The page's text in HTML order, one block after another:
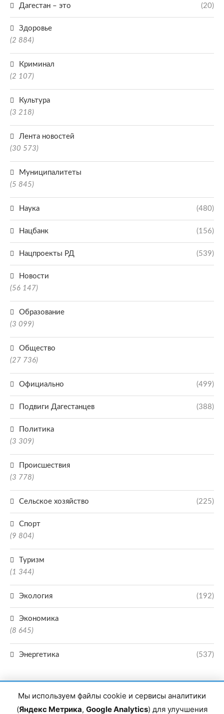
Дагестан – это (20)
Здоровье
(2 884)
Криминал
(2 107)
Культура
(3 218)
Лента новостей
(30 573)
Муниципалитеты
(5 845)
Наука (480)
Нацбанк (156)
Нацпроекты РД (539)
Новости
(56 147)
Образование
(3 099)
Общество
(27 736)
Официально (499)
Подвиги Дагестанцев (388)
Политика
(3 309)
Происшествия
(3 778)
Сельское хозяйство (225)
Спорт
(9 804)
Туризм
(1 344)
Экология (192)
Экономика
(8 645)
Энергетика (537)
Мы используем файлы cookie и сервисы аналитики
(Яндекс Метрика, Google Analytics) для улучшения